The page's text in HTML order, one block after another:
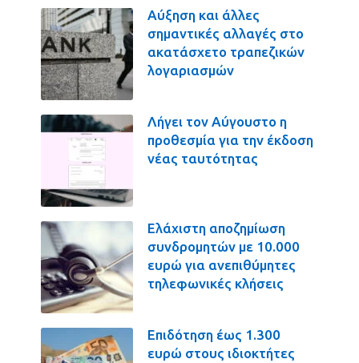
Αύξηση και άλλες
σημαντικές αλλαγές στο
ακατάσχετο τραπεζικών
λογαριασμών
Λήγει τον Αύγουστο η
προθεσμία για την έκδοση
νέας ταυτότητας
Ελάχιστη αποζημίωση
συνδρομητών με 10.000
ευρώ για ανεπιθύμητες
τηλεφωνικές κλήσεις
Επιδότηση έως 1.300
ευρώ στους ιδιοκτήτες